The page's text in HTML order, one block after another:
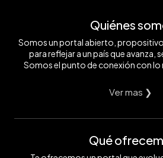
Quiénes
Somos un portal abierto,
para reflejar a un país que avanza,
Somos el punto de conexión con lo
Ver mas ❯
Qué